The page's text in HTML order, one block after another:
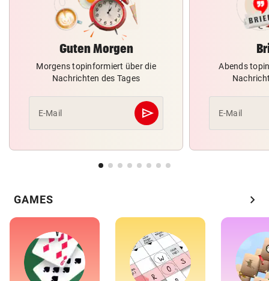
Guten Morgen
Morgens topinformiert über die
Nachrichten des Tages
E-Mail send
Abschicken
Abends
E-Mail
GAMES chevron_right